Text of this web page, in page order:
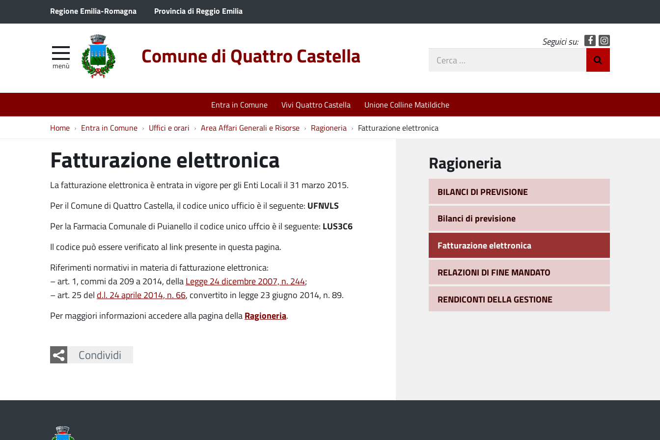
Regione Emilia-Romagna Provincia di Reggio Emilia
Comune di Quattro Castella
menù
Seguici su: Facebook
Cerca
Entra in Comune Vivi Quattro Castella Unione Colline Matildiche
Home Entra in Comune Uffici e orari Area Affari Generali e Risorse Ragioneria Fatturazione elettronica
Fatturazione elettronica
La fatturazione elettronica è entrata in vigore per gli Enti Locali il 31 marzo 2015.
Per il Comune di Quattro Castella, il codice unico ufficio è il seguente: UFNVLS
Per la Farmacia Comunale di Puianello il codice unico uffcio è il seguente: LUS3C6
Il codice può essere verificato al link presente in questa pagina.
Riferimenti normativi in materia di fatturazione elettronica:
– art. 1, commi da 209 a 2014, della Legge 24 dicembre 2007, n. 244;
– art. 25 del d.l. 24 aprile 2014, n. 66, convertito in legge 23 giugno 2014, n. 89.
Per maggiori informazioni accedere alla pagina della Ragioneria.
Condividi
Facebook
Twitter
Whatsapp
Ragioneria
BILANCI DI PREVISIONE
Bilanci di previsione
Fatturazione elettronica
RELAZIONI DI FINE MANDATO
RENDICONTI DELLA GESTIONE